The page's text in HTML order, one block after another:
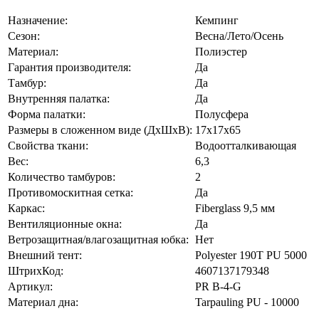
Назначение:
Кемпинг
Сезон:
Весна/Лето/Осень
Материал:
Полиэстер
Гарантия производителя:
Да
Тамбур:
Да
Внутренняя палатка:
Да
Форма палатки:
Полусфера
Размеры в сложенном виде (ДхШхВ): 17х17х65
Свойства ткани:
Водоотталкивающая
Вес:
6,3
Количество тамбуров:
2
Противомоскитная сетка:
Да
Каркас:
Fiberglass 9,5 мм
Вентиляционные окна:
Да
Ветрозащитная/влагозащитная юбка: Нет
Внешний тент:
Polyester 190T PU 5000
ШтрихКод:
4607137179348
Артикул:
PR B-4-G
Материал дна:
Tarpauling PU - 10000